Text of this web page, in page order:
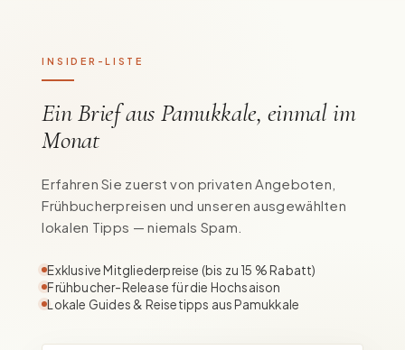
INSIDER-LISTE
Ein Brief aus Pamukkale, einmal im
Monat
Erfahren Sie zuerst von privaten Angeboten,
Frühbucherpreisen und unseren ausgewählten
lokalen Tipps — niemals Spam.
Exklusive Mitgliederpreise (bis zu 15 % Rabatt)
Frühbucher-Release für die Hochsaison
Lokale Guides & Reisetipps aus Pamukkale